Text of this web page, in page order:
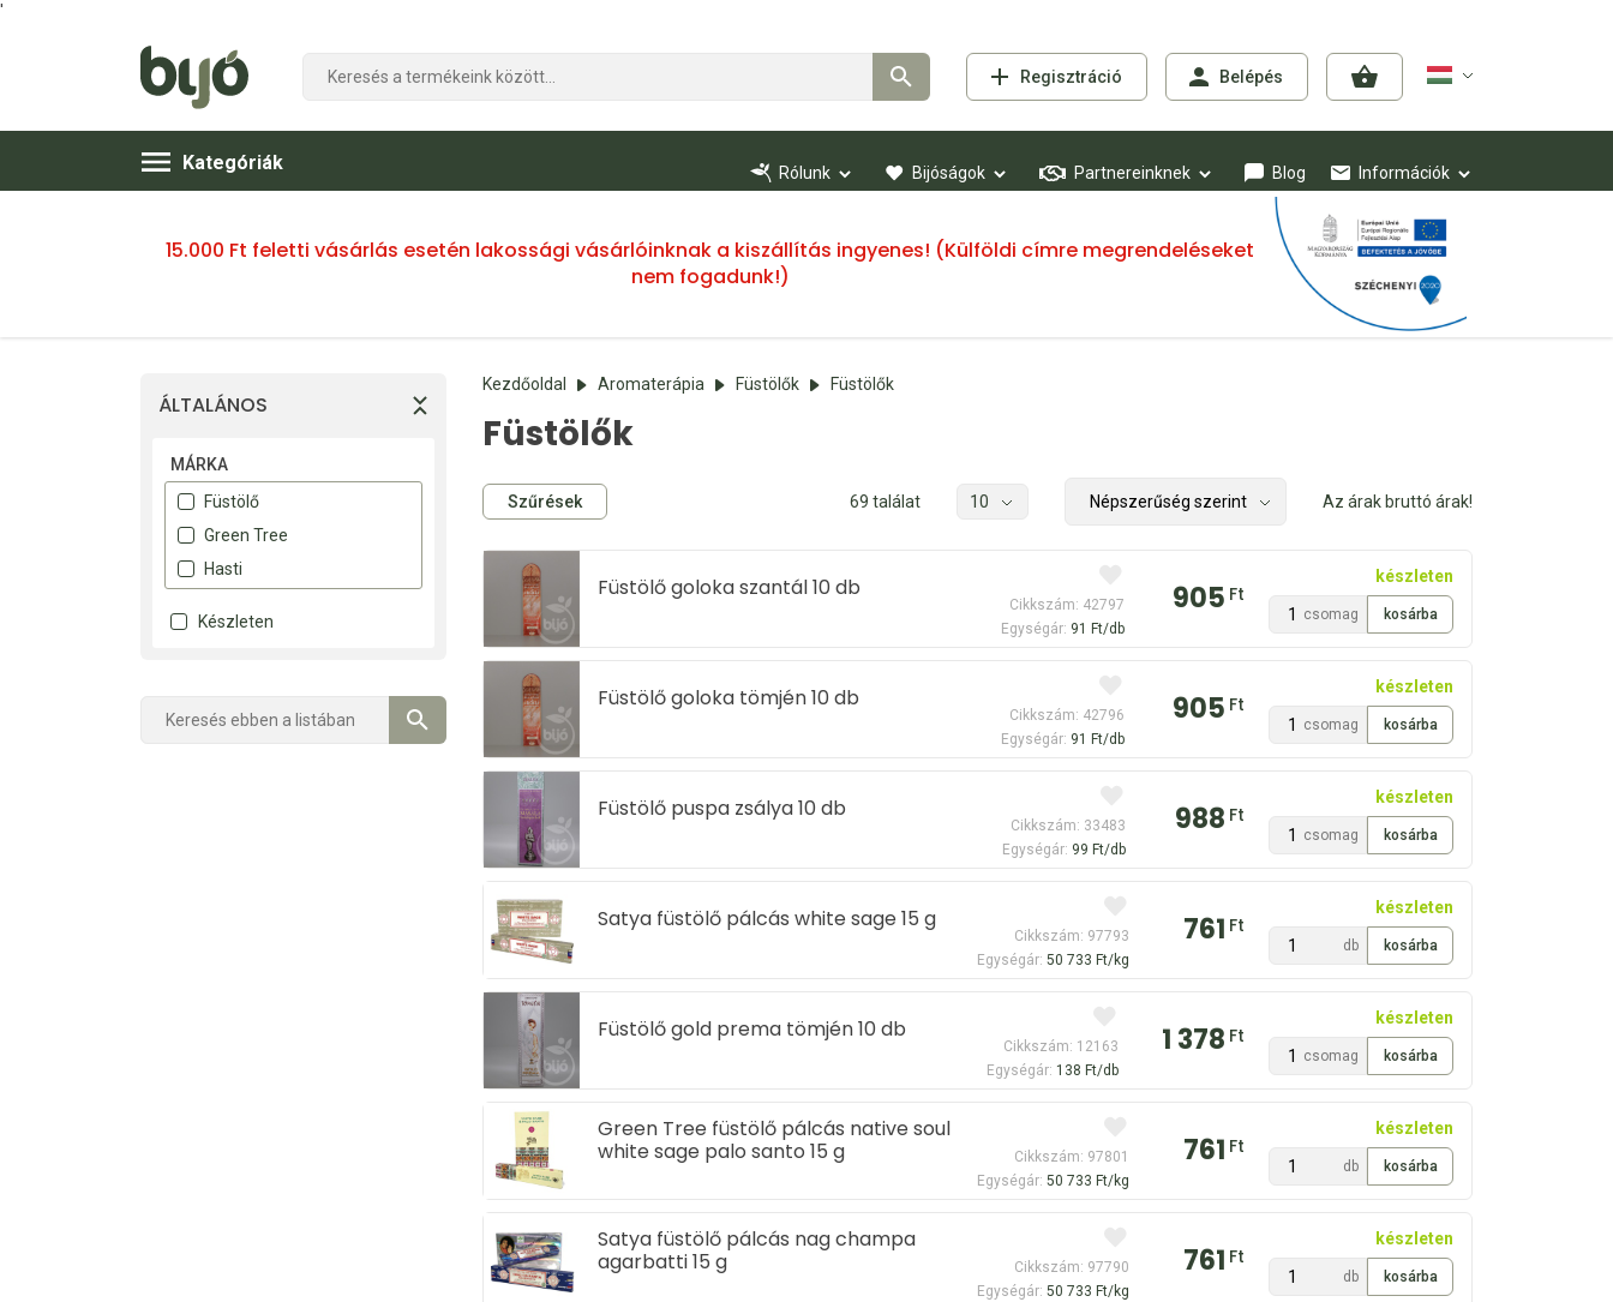
'
Regisztráció Belépés
Kategóriák Rólunk Bijóságok Partnereinknek Blog Információk
15.000 Ft feletti vásárlás esetén lakossági vásárlóinknak a kiszállítás ingyenes! (Külföldi címre megrendeléseket
nem fogadunk!)
Kezdőoldal Aromaterápia Füstölők Füstölők
Füstölők
Szűrések 69 találat Az árak bruttó árak!
Füstölő goloka szantál 10 db
Cikkszám: 42797
Egységár: 91 Ft/db
905 Ft
készleten
csomag
Füstölő goloka tömjén 10 db
Cikkszám: 42796
Egységár: 91 Ft/db
905 Ft
készleten
csomag
Füstölő puspa zsálya 10 db
Cikkszám: 33483
Egységár: 99 Ft/db
988 Ft
készleten
csomag
Satya füstölő pálcás white sage 15 g
Cikkszám: 97793
Egységár:50 733 Ft/kg
761 Ft
készleten
db
Füstölő gold prema tömjén 10 db
Cikkszám: 12163
Egységár: 138 Ft/db
1 378 Ft
készleten
csomag
Green Tree füstölő pálcás native soul
white sage palo santo 15 g
Cikkszám: 97801
Egységár:50 733 Ft/kg
761 Ft
készleten
db
Satya füstölő pálcás nag champa
agarbatti 15 g
Cikkszám: 97790
Egységár:50 733 Ft/kg
761 Ft
készleten
db
ÁLTALÁNOS
MÁRKA
Füstölő
Green Tree
Hasti
Készleten